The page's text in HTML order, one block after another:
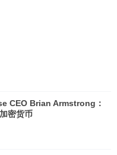
CEO Brian Armstrong：
密货币